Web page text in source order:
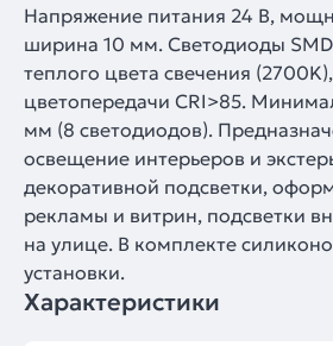
Напряжение питания 24 В,
ширина 10 мм. Светодиоды
теплого цвета свечения
цветопередачи CRI>85.
мм (8 светодиодов).
освещение интерьеров и
декоративной подсветки,
рекламы и витрин, подсветки
на улице. В комплекте
установки.
Характеристики